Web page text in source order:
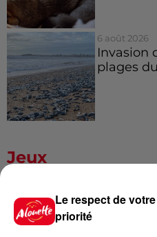
6 août 2026
Invasion
plages
Jeux
Gagnez
Festival
Le respect de
priorité